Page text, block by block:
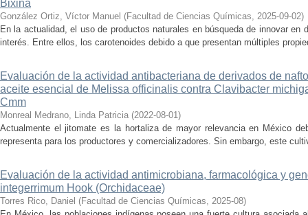
Bixina
González Ortiz, Víctor Manuel (Facultad de Ciencias Químicas, 2025-09-02)
En la actualidad, el uso de productos naturales en búsqueda de innovar en
interés. Entre ellos, los carotenoides debido a que presentan múltiples
Evaluación de la actividad antibacteriana de derivados de
aceite esencial de Melissa officinalis contra Clavibacter
Cmm
Monreal Medrano, Linda Patricia (2022-08-01)
Actualmente el jitomate es la hortaliza de mayor relevancia en México
representa para los productores y comercializadores. Sin embargo, este
Evaluación de la actividad antimicrobiana, farmacológica y
integerrimum Hook (Orchidaceae)
Torres Rico, Daniel (Facultad de Ciencias Químicas, 2025-08)